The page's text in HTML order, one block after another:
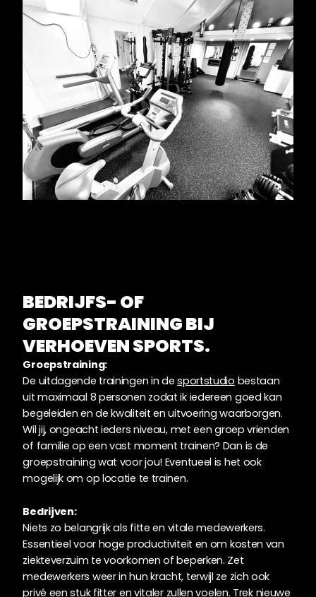
BEDRIJFS- OF
GROEPSTRAINING BIJ
VERHOEVEN SPORTS.
Groepstraining:
De uitdagende trainingen in desportstudio bestaan
uit maximaal 8 personen zodat ik iedereen goed kan
begeleiden en de kwaliteit en uitvoering waarborgen.
Wil jij, ongeacht ieders niveau, met een groep vrienden
of familie op een vast moment trainen? Dan is de
groepstraining wat voor jou! Eventueel is het ook
mogelijk om op locatie te trainen.
Bedrijven:
Niets zo belangrijk als fitte en vitale medewerkers.
Essentieel voor hoge productiviteit en om kosten van
ziekteverzuim te voorkomen of beperken. Zet
medewerkers weer in hun kracht, terwijl ze zich ook
privé een stuk fitter en vitaler zullen voelen. Trek nieuwe